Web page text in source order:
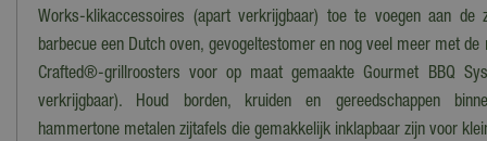
Works-klikaccessoires (apart verkrijgbaar) toe te voegen aan de
barbecue een Dutch oven, gevogeltestomer en nog veel meer met de
Crafted®-grillroosters voor op maat gemaakte Gourmet BBQ
verkrijgbaar). Houd borden, kruiden en gereedschappen
hammertone metalen zijtafels die gemakkelijk inklapbaar zijn voor